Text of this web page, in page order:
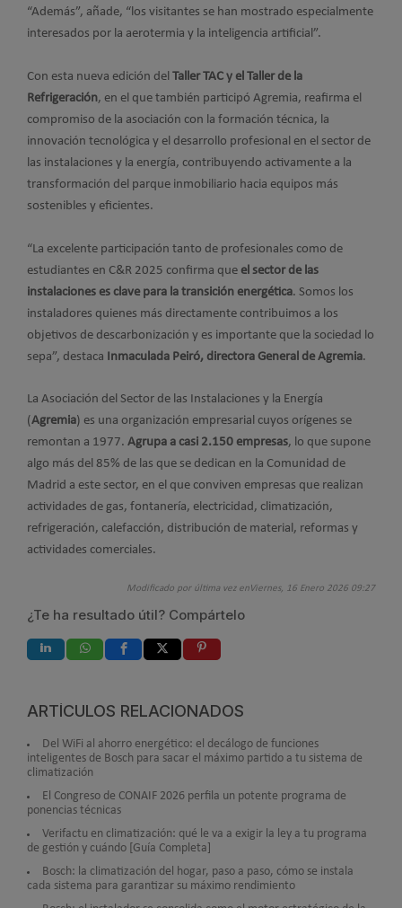
“Además”, añade, “los visitantes se han mostrado especialmente
interesados por la aerotermia y la inteligencia artificial”.
Con esta nueva edición del Taller TAC y el Taller de la
Refrigeración, en el que también participó Agremia, reafirma el
compromiso de la asociación con la formación técnica, la
innovación tecnológica y el desarrollo profesional en el sector de
las instalaciones y la energía, contribuyendo activamente a la
transformación del parque inmobiliario hacia equipos más
sostenibles y eficientes.
“La excelente participación tanto de profesionales como de
estudiantes en C&R 2025 confirma que el sector de las
instalaciones es clave para la transición energética. Somos los
instaladores quienes más directamente contribuimos a los
objetivos de descarbonización y es importante que la sociedad lo
sepa”, destaca Inmaculada Peiró, directora General de Agremia.
La Asociación del Sector de las Instalaciones y la Energía
(Agremia) es una organización empresarial cuyos orígenes se
remontan a 1977. Agrupa a casi 2.150 empresas, lo que supone
algo más del 85% de las que se dedican en la Comunidad de
Madrid a este sector, en el que conviven empresas que realizan
actividades de gas, fontanería, electricidad, climatización,
refrigeración, calefacción, distribución de material, reformas y
actividades comerciales.
Modificado por última vez enViernes, 16 Enero 2026 09:27
¿Te ha resultado útil? Compártelo
ARTÍCULOS RELACIONADOS
Del WiFi al ahorro energético: el decálogo de funciones
inteligentes de Bosch para sacar el máximo partido a tu sistema de
climatización
El Congreso de CONAIF 2026 perfila un potente programa de
ponencias técnicas
Verifactu en climatización: qué le va a exigir la ley a tu programa
de gestión y cuándo [Guía Completa]
Bosch: la climatización del hogar, paso a paso, cómo se instala
cada sistema para garantizar su máximo rendimiento